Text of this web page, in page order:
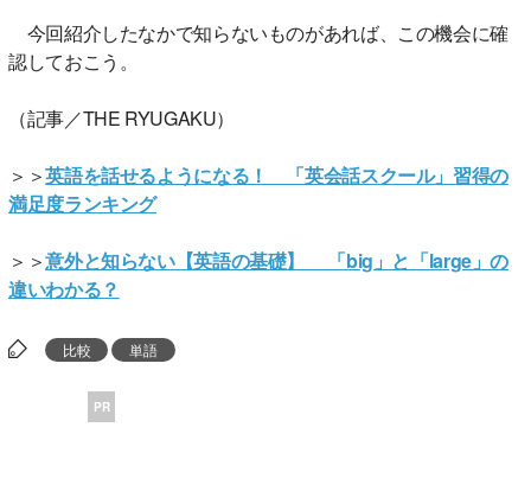
今回紹介したなかで知らないものがあれば、この機会に確
認しておこう。
（記事／THE RYUGAKU）
＞＞英語を話せるようになる！ 「英会話スクール」習得の
満足度ランキング
＞＞意外と知らない【英語の基礎】 「big」と「large」の
違いわかる？
比較 単語
PR